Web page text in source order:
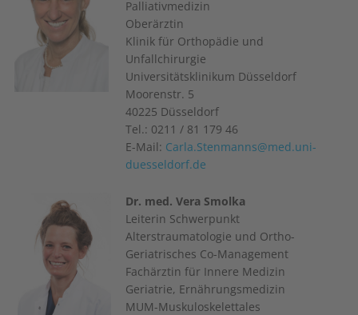
Palliativmedizin
Oberärztin
Klinik für Orthopädie und
Unfallchirurgie
Universitätsklinikum Düsseldorf
Moorenstr. 5
40225 Düsseldorf
Tel.: 0211 / 81 179 46
E-Mail: Carla.Stenmanns@med.uni-
duesseldorf.de
Dr. med. Vera Smolka
Leiterin Schwerpunkt
Alterstraumatologie und Ortho-
Geriatrisches Co-Management
Fachärztin für Innere Medizin
Geriatrie, Ernährungsmedizin
MUM-Muskuloskelettales